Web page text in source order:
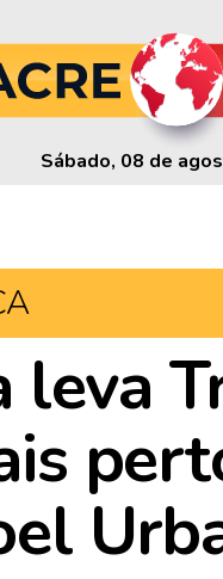
Sábado, 08 de
leva